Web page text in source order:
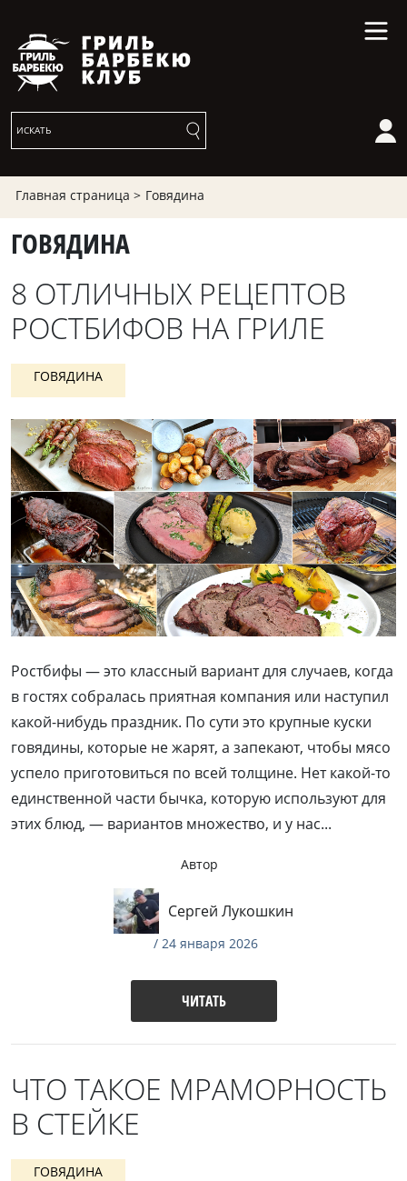
Главная страница > Говядина
ГОВЯДИНА
8 ОТЛИЧНЫХ РЕЦЕПТОВ
РОСТБИФОВ НА ГРИЛЕ
ГОВЯДИНА
Ростбифы — это классный вариант для случаев, когда
в гостях собралась приятная компания или наступил
какой-нибудь праздник. По сути это крупные куски
говядины, которые не жарят, а запекают, чтобы мясо
успело приготовиться по всей толщине. Нет какой-то
единственной части бычка, которую используют для
этих блюд, — вариантов множество, и у нас...
Автор
Сергей Лукошкин
/ 24 января 2026
ЧИТАТЬ
ЧТО ТАКОЕ МРАМОРНОСТЬ
В СТЕЙКЕ
ГОВЯДИНА